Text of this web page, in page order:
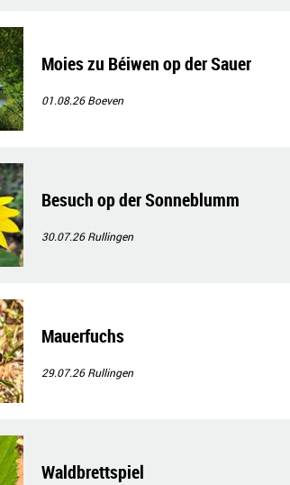
Moies zu Béiwen op der Sauer
01.08.26Boeven
Besuch op der Sonneblumm
30.07.26Rullingen
Mauerfuchs
29.07.26Rullingen
Waldbrettspiel